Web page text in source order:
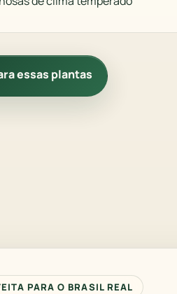
essas plantas
PARA O BRASIL REAL